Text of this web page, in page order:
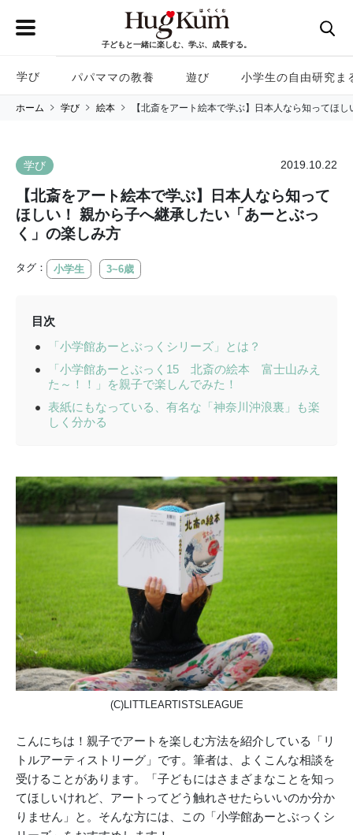
子どもと一緒に楽しむ、学ぶ、成長する。
学び パパママの教養 遊び 小学生の自由研究ま
ホーム 学び 絵本 【北斎をアート絵本で学ぶ】日本人なら知ってほ
学び 2019.10.22
【北斎をアート絵本で学ぶ】日本人なら知って
ほしい！ 親から子へ継承したい「あーとぶっ
く」の楽しみ方
タグ： 小学生 3~6歳
目次
「小学館あーとぶっくシリーズ」とは？
「小学館あーとぶっく15 北斎の絵本 富士山みえ
た～！！」を親子で楽しんでみた！
表紙にもなっている、有名な「神奈川沖浪裏」も楽
しく分かる
(C)LITTLEARTISTSLEAGUE
こんにちは！親子でアートを楽しむ方法を紹介している「リ
トルアーティストリーグ」です。筆者は、よくこんな相談を
受けることがあります。「子どもにはさまざまなことを知っ
てほしいけれど、アートってどう触れさせたらいいのか分か
りません」と。そんな方には、この「小学館あーとぶっくシ